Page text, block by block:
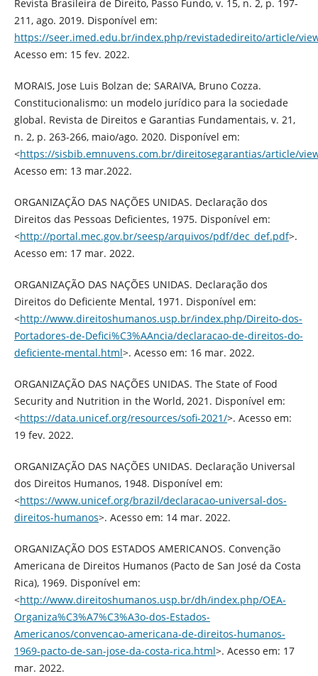
Revista Brasileira de Direito, Passo Fundo, v. 15, n. 2, p. 197-
211, ago. 2019. Disponível em:
https://seer.imed.edu.br/index.php/revistadedireito/article/
Acesso em: 15 fev. 2022.
MORAIS, Jose Luis Bolzan de; SARAIVA, Bruno Cozza.
Constitucionalismo: un modelo jurídico para la sociedade
global. Revista de Direitos e Garantias Fundamentais, v. 21,
n. 2, p. 263-266, maio/ago. 2020. Disponível em:
<https://sisbib.emnuvens.com.br/direitosegarantias/article/
Acesso em: 13 mar.2022.
ORGANIZAÇÃO DAS NAÇÕES UNIDAS. Declaração dos
Direitos das Pessoas Deficientes, 1975. Disponível em:
<http://portal.mec.gov.br/seesp/arquivos/pdf/dec_def.pdf>.
Acesso em: 17 mar. 2022.
ORGANIZAÇÃO DAS NAÇÕES UNIDAS. Declaração dos
Direitos do Deficiente Mental, 1971. Disponível em:
<http://www.direitoshumanos.usp.br/index.php/Direito-dos-
Portadores-de-Defici%C3%AAncia/declaracao-de-direitos-do-
deficiente-mental.html>. Acesso em: 16 mar. 2022.
ORGANIZAÇÃO DAS NAÇÕES UNIDAS. The State of Food
Security and Nutrition in the World, 2021. Disponível em:
<https://data.unicef.org/resources/sofi-2021/>. Acesso em:
19 fev. 2022.
ORGANIZAÇÃO DAS NAÇÕES UNIDAS. Declaração Universal
dos Direitos Humanos, 1948. Disponível em:
<https://www.unicef.org/brazil/declaracao-universal-dos-
direitos-humanos>. Acesso em: 14 mar. 2022.
ORGANIZAÇÃO DOS ESTADOS AMERICANOS. Convenção
Americana de Direitos Humanos (Pacto de San José da Costa
Rica), 1969. Disponível em:
<http://www.direitoshumanos.usp.br/dh/index.php/OEA-
Organiza%C3%A7%C3%A3o-dos-Estados-
Americanos/convencao-americana-de-direitos-humanos-
1969-pacto-de-san-jose-da-costa-rica.html>. Acesso em: 17
mar. 2022.